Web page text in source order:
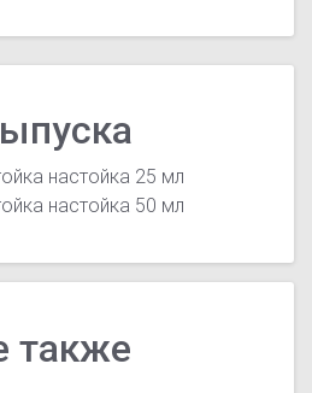
настойка 25 мл
настойка 50 мл
также